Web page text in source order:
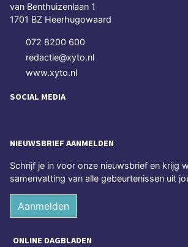
van Benthuizenlaan 1
1701 BZ Heerhugowaard
072 8200 600
redactie@xyto.nl
www.xyto.nl
SOCIAL MEDIA
NIEUWSBRIEF AANMELDEN
Schrijf je in voor onze nieuwsbrief en krijg
samenvatting van alle gebeurtenissen uit
Aanmelden
ONLINE DAGBLADEN